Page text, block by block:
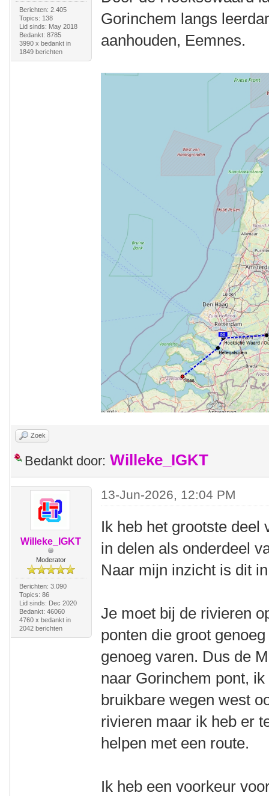
Berichten: 2.405
Topics: 138
Lid sinds: May 2018
Bedankt: 8785
3990 x bedankt in
1849 berichten
Gorinchem langs
aanhouden, Eemnes.
Zoek
Bedankt door: Willeke_IGKT
Willeke_IGKT
Moderator
Berichten: 3.090
Topics: 86
Lid sinds: Dec 2020
Bedankt: 46060
4760 x bedankt in
2042 berichten
13-Jun-2026, 12:04 PM
Ik heb het grootste deel
in delen als onderdeel
Naar mijn inzicht is dit
Je moet bij de rivieren
ponten die groot
genoeg varen. Dus de
naar Gorinchem pont,
bruikbare wegen west
rivieren maar ik heb er
helpen met een route.
Ik heb een voorkeur